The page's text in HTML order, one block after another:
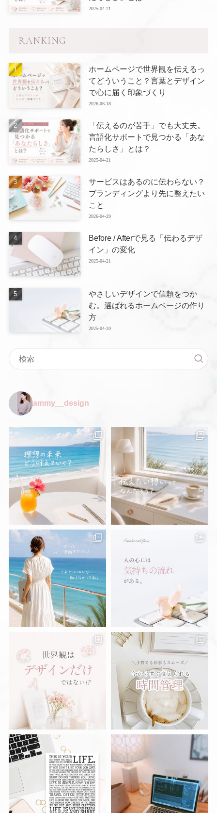
2025-04-21
RANKING
ホームページで世界観を伝えるっ
てどういうこと？言葉とデザイン
で心に届く印象づくり
2026-06-18
「伝えるのが苦手」でも大丈夫。
言語化サポートで見つかる「あな
たらしさ」とは？
2025-04-21
サービスはあるのに伝わらない？
ブランディングより先に整えたい
こと
2026-04-29
Before / Afterで見る「伝わるデザ
イン」の変化
2025-04-21
やさしいデザインで信頼をつか
む。選ばれるホームページの作り
方
2025-04-20
ammy__design